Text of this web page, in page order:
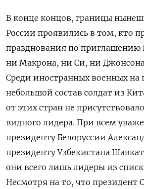
В конце концов, границы
России проявились в том, кто
празднования по приглашению
ни Макрона, ни Си, ни
Среди иностранных военных на
небольшой состав солдат из
от этих стран не
видного лидера. При всем
президенту Белоруссии
президенту Узбекистана
они всего лишь лидеры из
Несмотря на то, что президент